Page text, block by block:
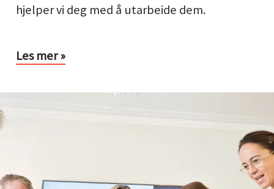
hjelper vi deg med å utarbeide dem.
Les mer »